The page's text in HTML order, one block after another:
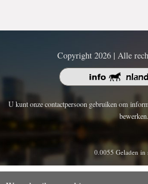
Copyright 2026 | Alle
U kunt onze contactpersoon gebruiken om
bewerken.
0.0055 Geladen in